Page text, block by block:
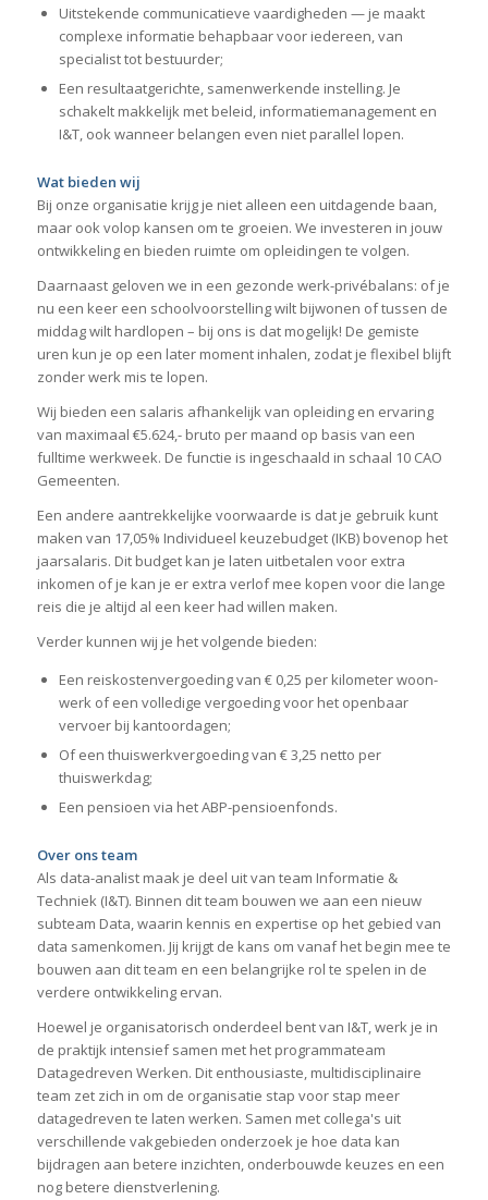
Uitstekende communicatieve vaardigheden — je maakt
complexe informatie behapbaar voor iedereen, van
specialist tot bestuurder;
Een resultaatgerichte, samenwerkende instelling. Je
schakelt makkelijk met beleid, informatiemanagement en
I&T, ook wanneer belangen even niet parallel lopen.
Wat bieden wij
Bij onze organisatie krijg je niet alleen een uitdagende baan,
maar ook volop kansen om te groeien. We investeren in jouw
ontwikkeling en bieden ruimte om opleidingen te volgen.
Daarnaast geloven we in een gezonde werk-privébalans: of je
nu een keer een schoolvoorstelling wilt bijwonen of tussen de
middag wilt hardlopen – bij ons is dat mogelijk! De gemiste
uren kun je op een later moment inhalen, zodat je flexibel blijft
zonder werk mis te lopen.
Wij bieden een salaris afhankelijk van opleiding en ervaring
van maximaal €5.624,- bruto per maand op basis van een
fulltime werkweek. De functie is ingeschaald in schaal 10 CAO
Gemeenten.
Een andere aantrekkelijke voorwaarde is dat je gebruik kunt
maken van 17,05% Individueel keuzebudget (IKB) bovenop het
jaarsalaris. Dit budget kan je laten uitbetalen voor extra
inkomen of je kan je er extra verlof mee kopen voor die lange
reis die je altijd al een keer had willen maken.
Verder kunnen wij je het volgende bieden:
Een reiskostenvergoeding van € 0,25 per kilometer woon-
werk of een volledige vergoeding voor het openbaar
vervoer bij kantoordagen;
Of een thuiswerkvergoeding van € 3,25 netto per
thuiswerkdag;
Een pensioen via het ABP-pensioenfonds.
Over ons team
Als data-analist maak je deel uit van team Informatie &
Techniek (I&T). Binnen dit team bouwen we aan een nieuw
subteam Data, waarin kennis en expertise op het gebied van
data samenkomen. Jij krijgt de kans om vanaf het begin mee te
bouwen aan dit team en een belangrijke rol te spelen in de
verdere ontwikkeling ervan.
Hoewel je organisatorisch onderdeel bent van I&T, werk je in
de praktijk intensief samen met het programmateam
Datagedreven Werken. Dit enthousiaste, multidisciplinaire
team zet zich in om de organisatie stap voor stap meer
datagedreven te laten werken. Samen met collega's uit
verschillende vakgebieden onderzoek je hoe data kan
bijdragen aan betere inzichten, onderbouwde keuzes en een
nog betere dienstverlening.